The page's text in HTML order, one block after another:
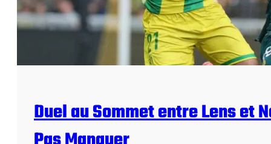
Duel au Sommet entre Lens et